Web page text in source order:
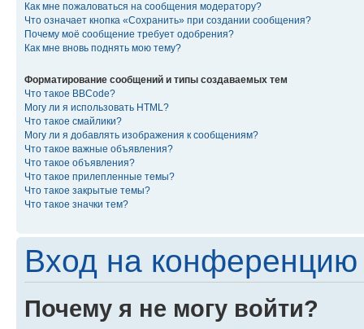
Как мне пожаловаться на сообщения модератору?
Что означает кнопка «Сохранить» при создании сообщения?
Почему моё сообщение требует одобрения?
Как мне вновь поднять мою тему?
Форматирование сообщений и типы создаваемых тем
Что такое BBCode?
Могу ли я использовать HTML?
Что такое смайлики?
Могу ли я добавлять изображения к сообщениям?
Что такое важные объявления?
Что такое объявления?
Что такое прилепленные темы?
Что такое закрытые темы?
Что такое значки тем?
Вход на конференцию
Почему я не могу войти?